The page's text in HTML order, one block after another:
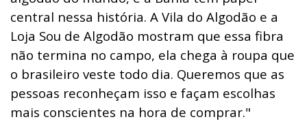
central nessa história. A Vila do Algodão e a
Loja Sou de Algodão mostram que essa fibra
não termina no campo, ela chega à roupa que
o brasileiro veste todo dia. Queremos que as
pessoas reconheçam isso e façam escolhas
mais conscientes na hora de comprar."